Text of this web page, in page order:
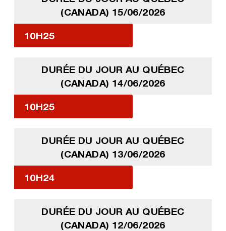
(CANADA) 15/06/2026
10H25
DURÉE DU JOUR AU QUÉBEC
(CANADA) 14/06/2026
10H25
DURÉE DU JOUR AU QUÉBEC
(CANADA) 13/06/2026
10H24
DURÉE DU JOUR AU QUÉBEC
(CANADA) 12/06/2026